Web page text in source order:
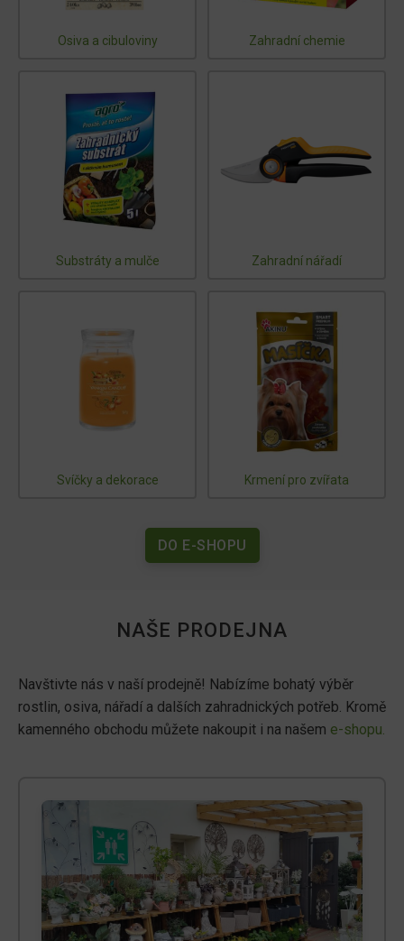
Osiva a cibuloviny Zahradní chemie
Substráty a mulče Zahradní nářadí
Svíčky a dekorace Krmení pro zvířata
DO E-SHOPU
NAŠE PRODEJNA
Navštivte nás v naší prodejně! Nabízíme bohatý výběr
rostlin, osiva, nářadí a dalších zahradnických potřeb. Kromě
kamenného obchodu můžete nakoupit i na našem e-shopu.